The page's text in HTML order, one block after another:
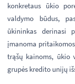
konkretaus ūkio
valdymo būdus,
ūkininkas derinasi
įmanoma
trąšų kainoms, ūkio
grupės kredito unijų